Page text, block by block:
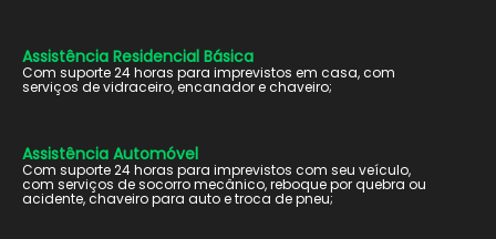
Assistência Residencial Básica
Com suporte 24 horas para imprevistos em casa, com
serviços de vidraceiro, encanador e chaveiro;
Assistência Automóvel
Com suporte 24 horas para imprevistos com seu veículo,
com serviços de socorro mecânico, reboque por quebra ou
acidente, chaveiro para auto e troca de pneu;